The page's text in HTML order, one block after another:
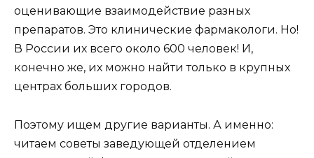
оценивающие взаимодействие разных
препаратов. Это клинические фармакологи. Но!
В России их всего около 600 человек! И,
конечно же, их можно найти только в крупных
центрах больших городов.
Поэтому ищем другие варианты. А именно:
читаем советы заведующей отделением